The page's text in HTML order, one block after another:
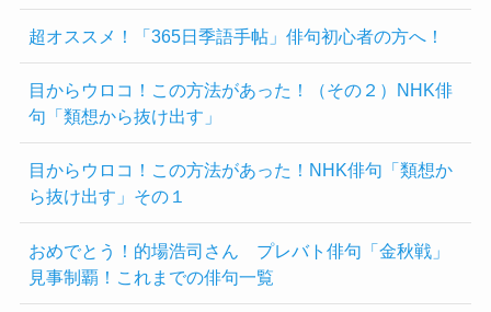
超オススメ！「365日季語手帖」俳句初心者の方へ！
目からウロコ！この方法があった！（その２）NHK俳
句「類想から抜け出す」
目からウロコ！この方法があった！NHK俳句「類想か
ら抜け出す」その１
おめでとう！的場浩司さん プレバト俳句「金秋戦」
見事制覇！これまでの俳句一覧